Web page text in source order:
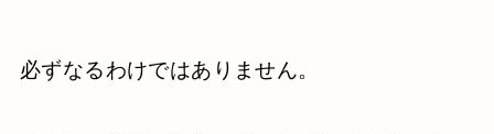
必ずなるわけではありません。